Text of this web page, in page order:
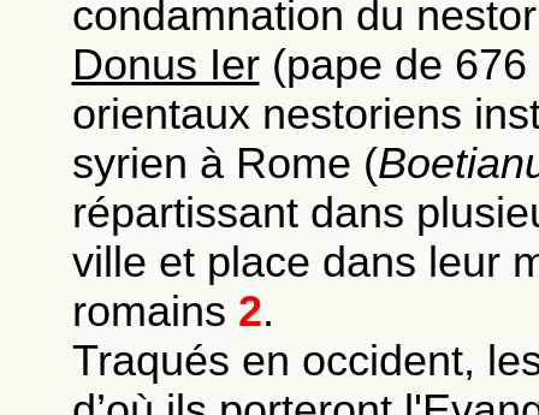
condamnation du
Donus Ier(pape de 676
orientaux nestoriens
syrien à Rome (
répartissant dans
ville et place dans leur
romains 2.
Traqués en occident,